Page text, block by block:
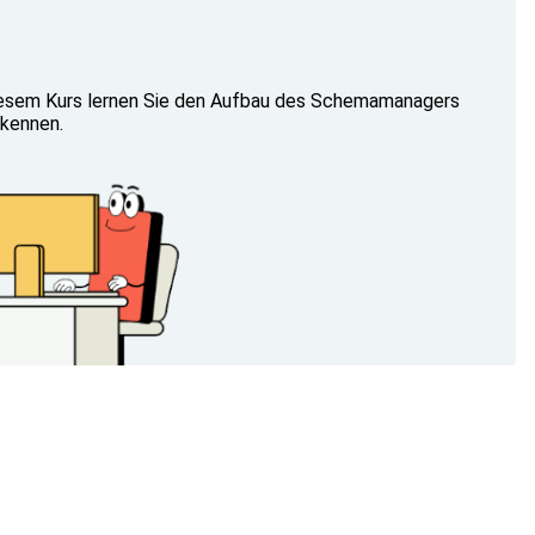
Kurs lernen Sie den Aufbau des Schemamanagers